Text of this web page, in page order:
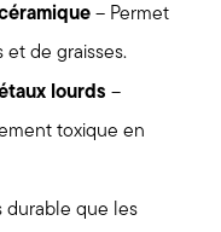
– Permet
de graisses.
lourds –
toxique en
durable que les